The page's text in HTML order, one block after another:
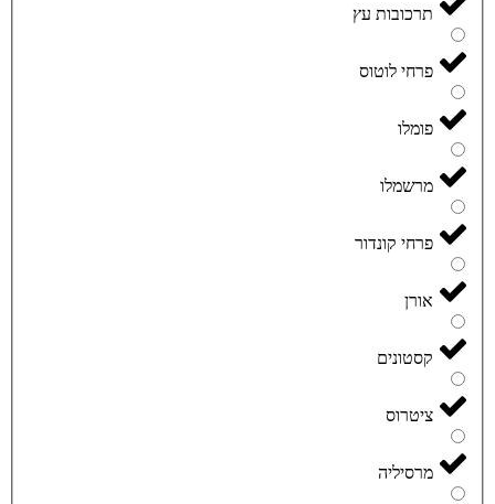
תרכובות עץ
פרחי לוטוס
פומלו
מרשמלו
פרחי קונדור
אורן
קסטונים
ציטרוס
מרסיליה